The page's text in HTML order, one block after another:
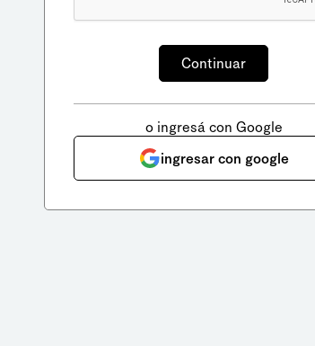
o ingresá con Google
ingresar con google